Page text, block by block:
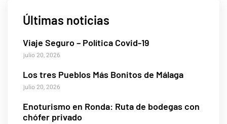
Últimas noticias
Viaje Seguro – Política Covid-19
julio 20, 2026
Los tres Pueblos Más Bonitos de Málaga
julio 20, 2026
Enoturismo en Ronda: Ruta de bodegas con
chófer privado